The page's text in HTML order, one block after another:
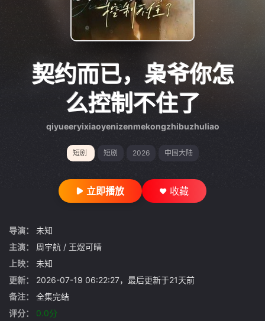
契约而已，枭爷你怎
么控制不住了
qiyueeryixiaoyenizenmekongzhibuzhuliao
短剧 短剧 2026 中国大陆
立即播放 收藏
导演：
未知
主演：
周宇航 / 王煜可晴
上映：
未知
更新：
2026-07-19 06:22:27，最后更新于21天前
备注：
全集完结
评分：
0.0分